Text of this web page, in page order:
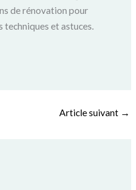
de rénovation pour
techniques et astuces.
Article suivant →